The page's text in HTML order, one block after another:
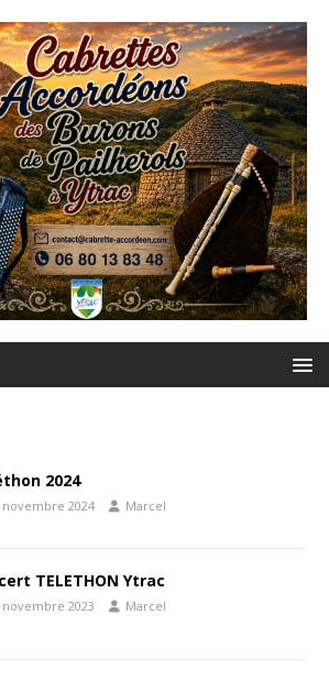
2024
novembre 2024 Marcel
TELETHON Ytrac
novembre 2023 Marcel